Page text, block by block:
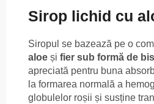
Sirop lichid cu
Siropul se bazează pe o
aloe și fier sub formă de
apreciată pentru buna
la formarea normală a
globulelor roșii și susține